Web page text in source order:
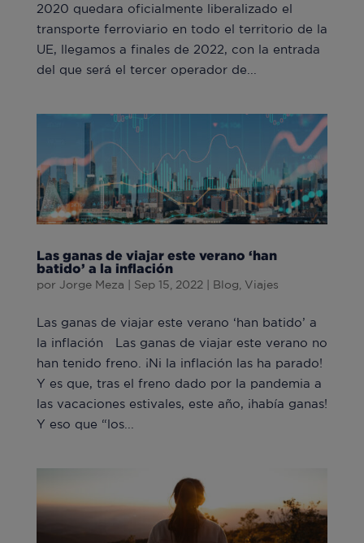
2020 quedara oficialmente liberalizado el
transporte ferroviario en todo el territorio de la
UE, llegamos a finales de 2022, con la entrada
del que será el tercer operador de...
Las ganas de viajar este verano ‘han
batido’ a la inflación
por Jorge Meza Sep 15, 2022| Blog Viajes
Las ganas de viajar este verano ‘han batido’ a
la inflación Las ganas de viajar este verano no
han tenido freno. ¡Ni la inflación las ha parado!
Y es que, tras el freno dado por la pandemia a
las vacaciones estivales, este año, ¡había ganas!
Y eso que “los...